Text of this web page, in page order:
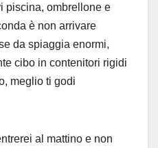
piscina, ombrellone e
è non arrivare
da spiaggia enormi,
cibo in contenitori rigidi
meglio ti godi
al mattino e non